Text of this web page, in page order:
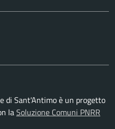
di Sant'Antimo è un progetto
laSoluzione Comuni PNRR